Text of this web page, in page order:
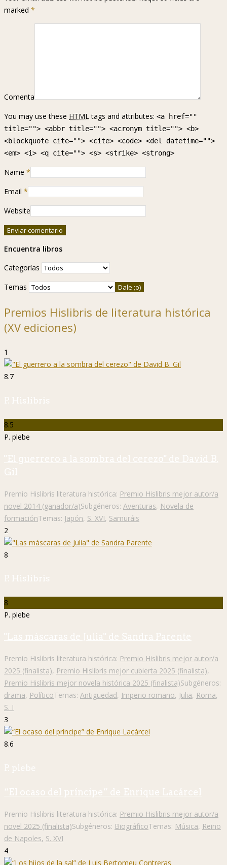
marked *
Comenta
You may use these HTMLtags and attributes: <a href=""
title=""> <abbr title=""> <acronym title=""> <b>
<blockquote cite=""> <cite> <code> <del datetime="">
<em> <i> <q cite=""> <s> <strike> <strong>
Name *
Email *
Website
Encuentra libros
Categorías
Temas
Premios Hislibris de literatura histórica
(XV ediciones)
1
8.7
P. Hislibris
8.5
P. plebe
"El guerrero a la sombra del cerezo" de David B.
Gil
Premio Hislibris literatura histórica: Premio Hislibris mejor autor/a
novel 2014 (ganador/a)Subgéneros: Aventuras, Novela de
formaciónTemas: Japón, S. XVI, Samuráis
2
8
P. Hislibris
8
P. plebe
"Las máscaras de Julia" de Sandra Parente
Premio Hislibris literatura histórica: Premio Hislibris mejor autor/a
2025 (finalista), Premio Hislibris mejor cubierta 2025 (finalista),
Premio Hislibris mejor novela histórica 2025 (finalista)Subgéneros:
drama, PolíticoTemas: Antigüedad, Imperio romano, Julia, Roma,
S. I
3
8.6
P. plebe
“El ocaso del príncipe” de Enrique Lacárcel
Premio Hislibris literatura histórica: Premio Hislibris mejor autor/a
novel 2025 (finalista)Subgéneros: BiográficoTemas: Música, Reino
de Napoles, S. XVI
4